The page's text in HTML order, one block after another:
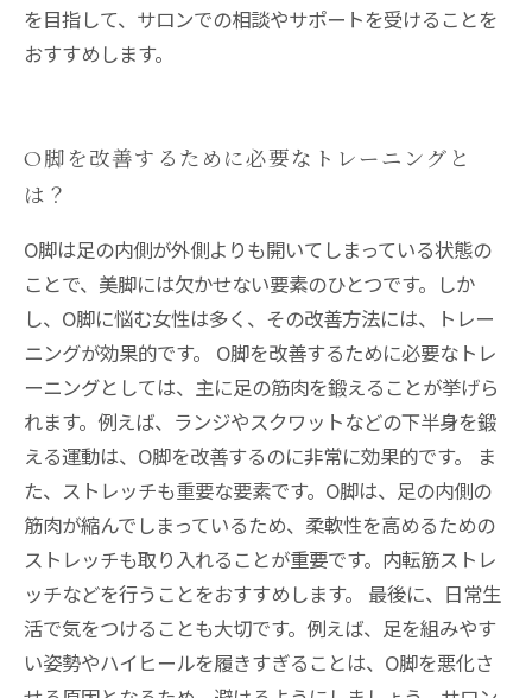
を目指して、サロンでの相談やサポートを受けることを
おすすめします。
O脚を改善するために必要なトレーニングと
は？
O脚は足の内側が外側よりも開いてしまっている状態の
ことで、美脚には欠かせない要素のひとつです。しか
し、O脚に悩む女性は多く、その改善方法には、トレー
ニングが効果的です。 O脚を改善するために必要なトレ
ーニングとしては、主に足の筋肉を鍛えることが挙げら
れます。例えば、ランジやスクワットなどの下半身を鍛
える運動は、O脚を改善するのに非常に効果的です。 ま
た、ストレッチも重要な要素です。O脚は、足の内側の
筋肉が縮んでしまっているため、柔軟性を高めるための
ストレッチも取り入れることが重要です。内転筋ストレ
ッチなどを行うことをおすすめします。 最後に、日常生
活で気をつけることも大切です。例えば、足を組みやす
い姿勢やハイヒールを履きすぎることは、O脚を悪化さ